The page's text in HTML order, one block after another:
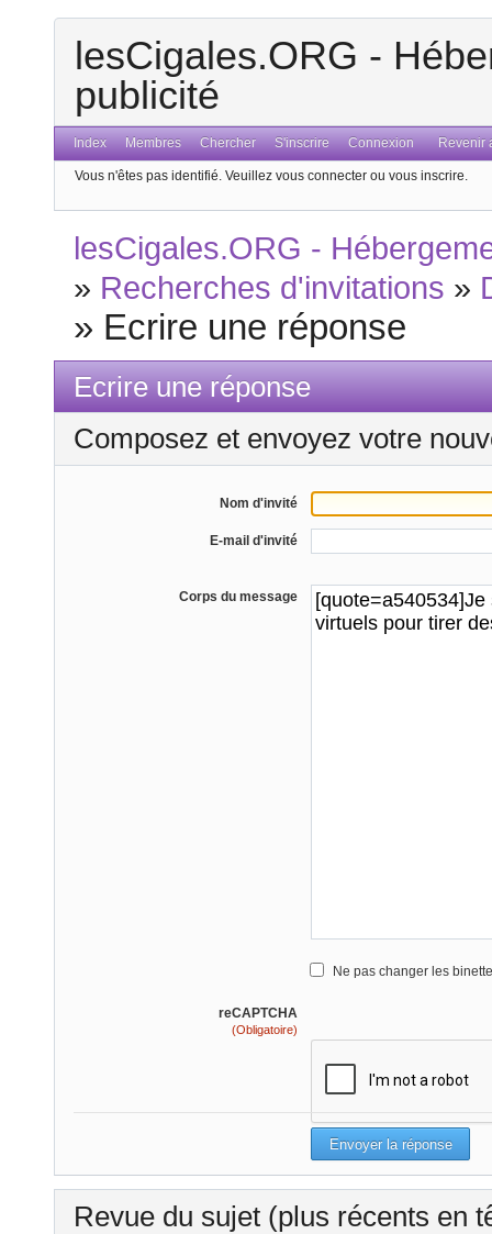
lesCigales.ORG -
publicité
Index Membres Chercher S'inscrire Connexion Revenir
Vous n'êtes pas identifié. Veuillez vous connecter ou vous inscrire.
lesCigales.ORG -
» Recherches d'invitations »
» Ecrire une réponse
Ecrire une réponse
Composez et envoyez votre
Nom d'invité
E-mail d'invité
Corps du message
Ne pas changer les
reCAPTCHA
(Obligatoire)
Revue du sujet (plus récents en